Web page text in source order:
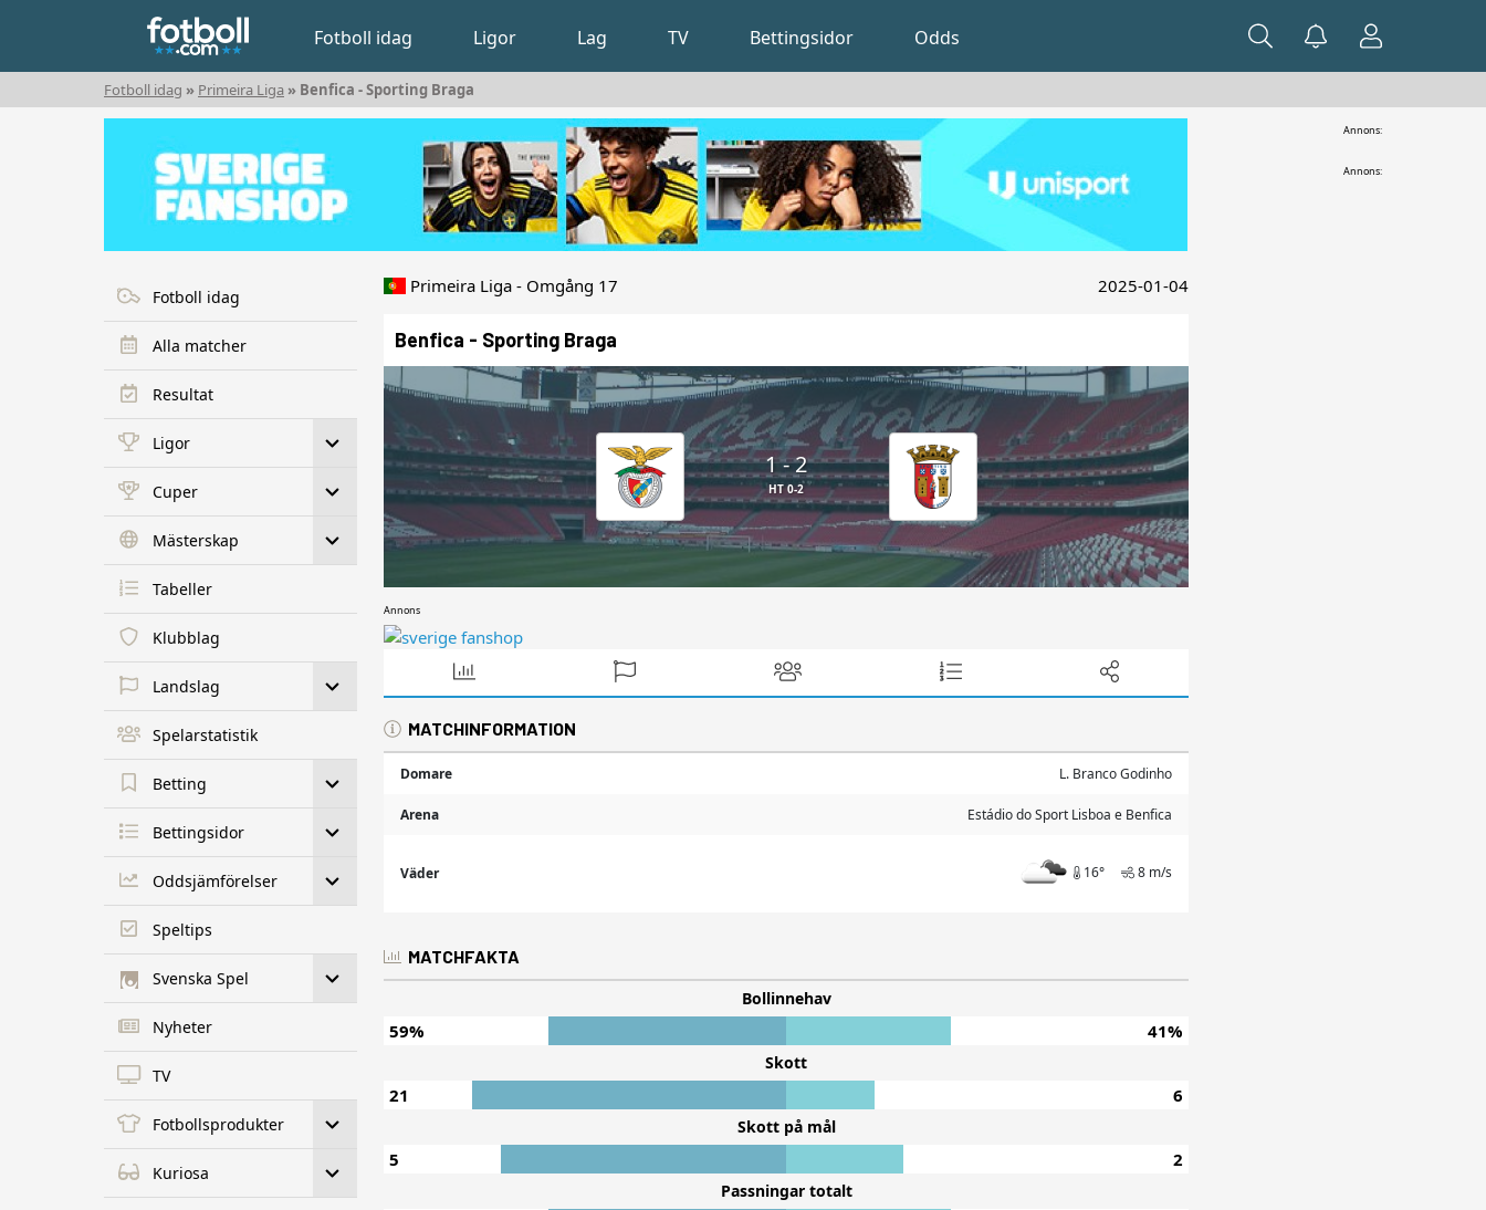
Fotboll idag Ligor Lag TV Bettingsidor Odds
Fotboll idag » Primeira Liga » Benfica - Sporting Braga
Annons:
Annons:
Primeira Liga - Omgång 17 2025-01-04
Benfica - Sporting Braga
1 - 2
HT 0-2
Annons
MATCHINFORMATION
Domare L. Branco Godinho
Arena Estádio do Sport Lisboa e Benfica
Väder 16° 8 m/s
MATCHFAKTA
Bollinnehav
59% 41%
Skott
21 6
Skott på mål
5 2
Passningar totalt
Fotboll idag
Alla matcher
Resultat
Ligor
Cuper
Mästerskap
Tabeller
Klubblag
Landslag
Spelarstatistik
Betting
Bettingsidor
Oddsjämförelser
Speltips
Svenska Spel
Nyheter
TV
Fotbollsprodukter
Kuriosa